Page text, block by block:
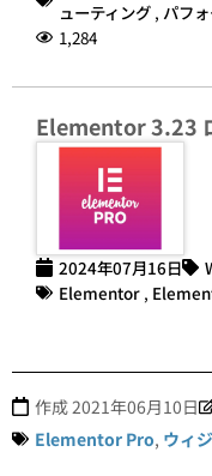
ューティング , パフ
1,284
Elementor 3.23
2024年07月16日
Elementor ,
作成 2021年06月10日
Elementor Pro, ウィ